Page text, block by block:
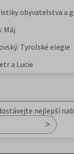
obyvatelstva a
Máj
Tyrolské elegie
a Lucie
nejlepší